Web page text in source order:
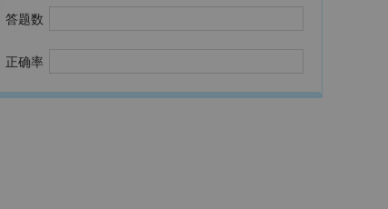
答题数
正确率